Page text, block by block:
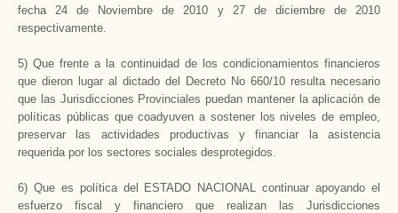
fecha 24 de Noviembre de 2010 y 27 de diciembre de 2010
respectivamente.
5) Que frente a la continuidad de los condicionamientos financieros
que dieron lugar al dictado del Decreto No 660/10 resulta necesario
que las Jurisdicciones Provinciales puedan mantener la aplicación de
políticas públicas que coadyuven a sostener los niveles de empleo,
preservar las actividades productivas y financiar la asistencia
requerida por los sectores sociales desprotegidos.
6) Que es política del ESTADO NACIONAL continuar apoyando el
esfuerzo fiscal y financiero que realizan las Jurisdicciones